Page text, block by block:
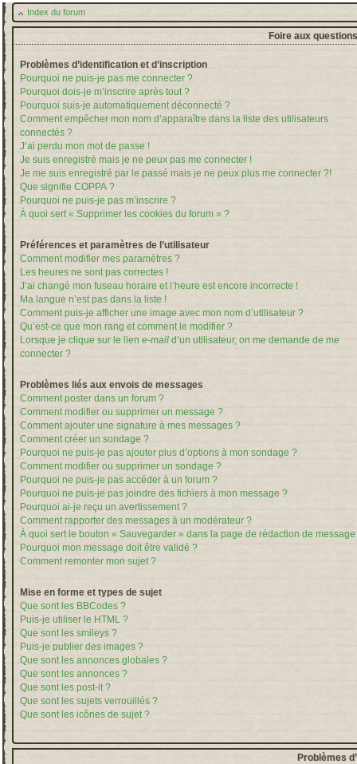
Index du forum
Foire aux
Problèmes d’identification et d’inscription
Pourquoi ne puis-je pas me connecter ?
Pourquoi dois-je m’inscrire après tout ?
Pourquoi suis-je automatiquement déconnecté ?
Comment empêcher mon nom d’apparaître dans la liste des utilisateurs
connectés ?
J’ai perdu mon mot de passe !
Je suis enregistré mais je ne peux pas me connecter !
Je me suis enregistré par le passé mais je ne peux plus me connecter ?!
Que signifie COPPA ?
Pourquoi ne puis-je pas m’inscrire ?
À quoi sert « Supprimer les cookies du forum » ?
Préférences et paramètres de l’utilisateur
Comment modifier mes paramètres ?
Les heures ne sont pas correctes !
J’ai changé mon fuseau horaire et l’heure est encore incorrecte !
Ma langue n’est pas dans la liste !
Comment puis-je afficher une image avec mon nom d’utilisateur ?
Qu’est-ce que mon rang et comment le modifier ?
Lorsque je clique sur le lien e-mail d’un utilisateur, on me demande de me
connecter ?
Problèmes liés aux envois de messages
Comment poster dans un forum ?
Comment modifier ou supprimer un message ?
Comment ajouter une signature à mes messages ?
Comment créer un sondage ?
Pourquoi ne puis-je pas ajouter plus d’options à mon sondage ?
Comment modifier ou supprimer un sondage ?
Pourquoi ne puis-je pas accéder à un forum ?
Pourquoi ne puis-je pas joindre des fichiers à mon message ?
Pourquoi ai-je reçu un avertissement ?
Comment rapporter des messages à un modérateur ?
À quoi sert le bouton « Sauvegarder » dans la page de rédaction de message
Pourquoi mon message doit être validé ?
Comment remonter mon sujet ?
Mise en forme et types de sujet
Que sont les BBCodes ?
Puis-je utiliser le HTML ?
Que sont les smileys ?
Puis-je publier des images ?
Que sont les annonces globales ?
Que sont les annonces ?
Que sont les post-it ?
Que sont les sujets verrouillés ?
Que sont les icônes de sujet ?
Problèmes